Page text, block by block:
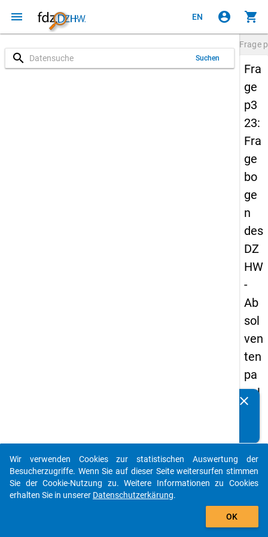
menu EN account_circle shopping_cart
search Suchen
Frage
Fra
ge
p3
23:
Fra
ge
bo
ge
n
des
DZ
HW
-
Ab
sol
ven
ten
pa
nel
09
-
drit
clear
auto_stories
add_shopping_cart
Wir verwenden Cookies zur statistischen Auswertung der
Besucherzugriffe. Wenn Sie auf dieser Seite weitersurfen stimmen
Sie der Cookie-Nutzung zu. Weitere Informationen zu Cookies
erhalten Sie in unserer Datenschutzerkärung.
OK